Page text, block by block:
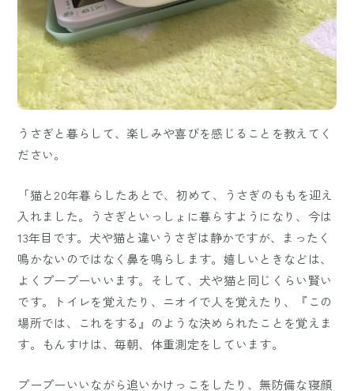
うさぎと暮らして、楽しみや喜びを感じることを教えてく
ださい。
「猫と20年暮らしたあとで、初めて、うさぎのももを迎え
入れました。うさぎといっしょに暮らすようになり、今は
13年目です。犬や猫と違いうさぎは静かですが、まったく
鳴かないのではなく鼻を鳴らします。嬉しいときなどは、
よくプープーいいます。そして、犬や猫と同じくらい賢い
です。トイレを覚えたり、ニオイで人を覚えたり、『この
場所では、これをする』のような決められたことを覚えま
す。もんすけは、毎朝、体重測定をしています。
プープーいいながら追いかけっこをしたり、無防備な寝顔